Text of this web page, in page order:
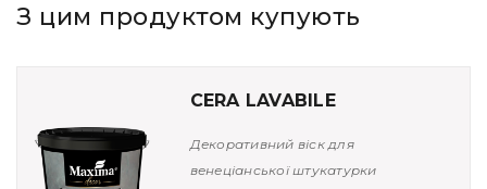
З цим продуктом купують
CERA LAVABILE
Декоративний віск для
венеціанської штукатурки